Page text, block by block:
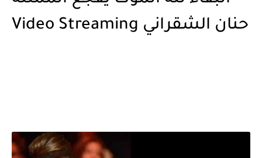
حنان الشقراني Video Streaming